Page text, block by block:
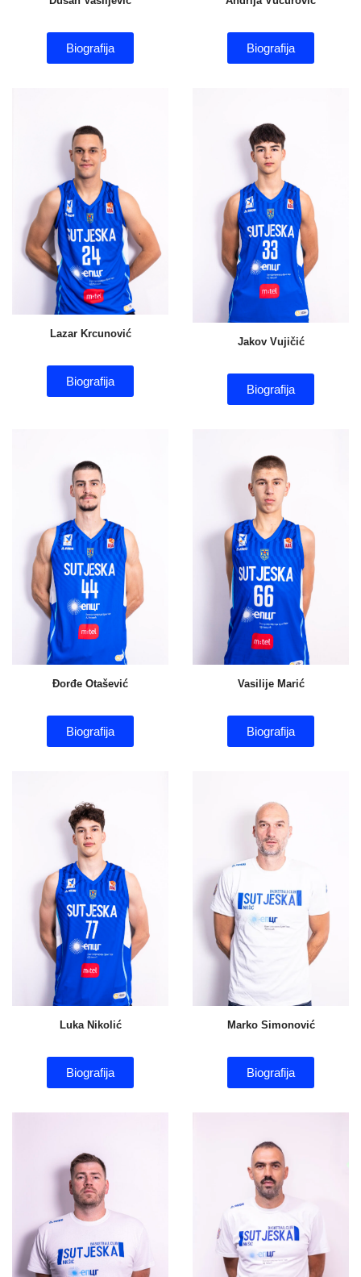
Biografija Biografija
Lazar Krcunović
Biografija
Jakov Vujičić
Biografija
Đorđe Otašević
Biografija
Vasilije Marić
Biografija
Luka Nikolić
Biografija
Marko Simonović
Biografija